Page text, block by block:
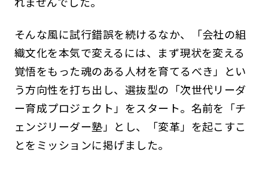
そんな風に試行錯誤を続けるなか、「会社の組
織文化を本気で変えるには、まず現状を変える
覚悟をもった魂のある人材を育てるべき」とい
う方向性を打ち出し、選抜型の「次世代リーダ
ー育成プロジェクト」をスタート。名前を「チ
ェンジリーダー塾」とし、「変革」を起こすこ
とをミッションに掲げました。